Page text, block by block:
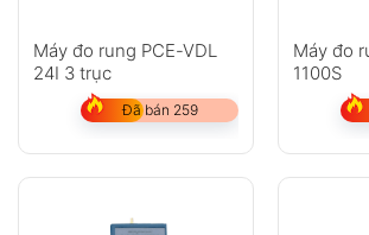
Máy đo rung PCE-VDL
24I 3 trục
Đã bán 259
Máy đo
1100S